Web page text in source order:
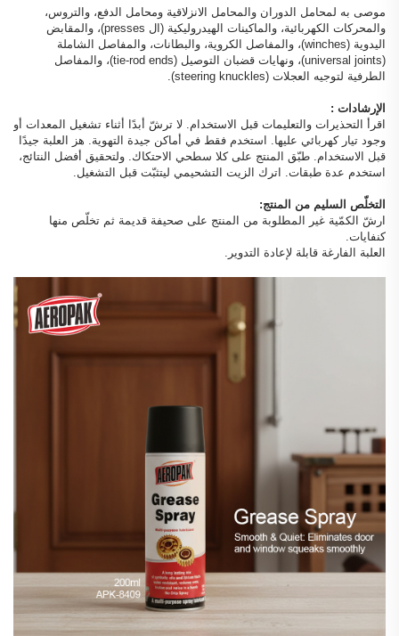
موصى به لمحامل الدوران والمحامل الانزلاقية ومحامل الدفع، والتروس،
والمحركات الكهربائية، والماكينات الهيدروليكية (ال presses)، والمقابض
اليدوية (winches)، والمفاصل الكروية، والبطانات، والمفاصل الشاملة
(universal joints)، ونهايات قضبان التوصيل (tie-rod ends)، والمفاصل
الطرفية لتوجيه العجلات (steering knuckles).
الإرشادات :
اقرأ التحذيرات والتعليمات قبل الاستخدام. لا ترشّ أبدًا أثناء تشغيل المعدات أو
وجود تيار كهربائي عليها. استخدم فقط في أماكن جيدة التهوية. هز العلبة جيدًا
قبل الاستخدام. طبّق المنتج على كلا سطحي الاحتكاك. ولتحقيق أفضل النتائج،
استخدم عدة طبقات. اترك الزيت التشحيمي ليتثبّت قبل التشغيل.
التخلّص السليم من المنتج:
ارشّ الكمّية غير المطلوبة من المنتج على صحيفة قديمة ثم تخلّص منها
كنفايات.
العلبة الفارغة قابلة لإعادة التدوير.